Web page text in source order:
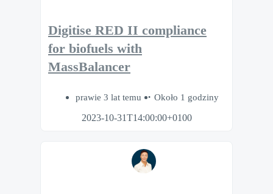
Digitise RED II compliance
for biofuels with
MassBalancer
prawie 3 lat temu
Około 1 godziny
2023-10-31T14:00:00+0100